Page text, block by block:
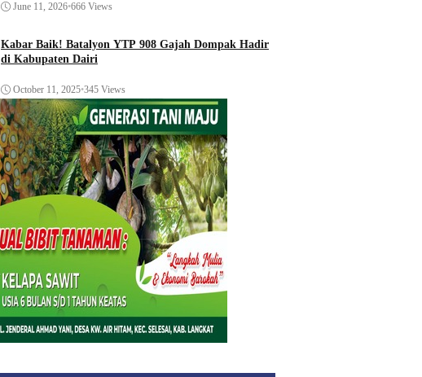
June 11, 2026•666 Views
Kabar Baik! Batalyon YTP 908 Gajah Dompak Hadir
di Kabupaten Dairi
October 11, 2025•345 Views